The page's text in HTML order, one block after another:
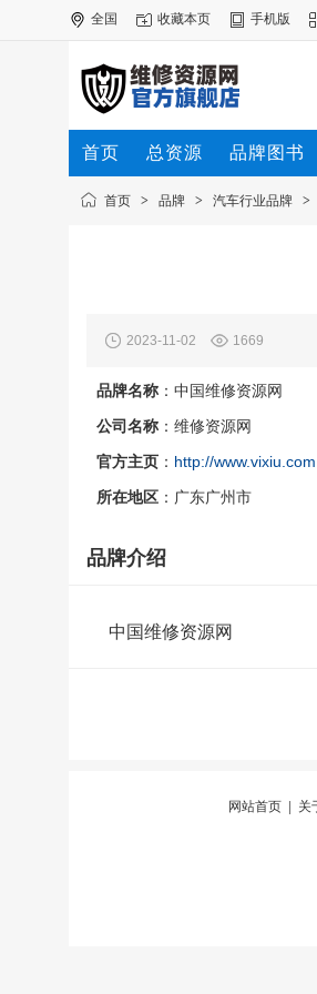
全国 收藏本页 手机版
首页 总资源 品牌图书
首页 > 品牌 > 汽车行业品牌 >
2023-11-02 1669
品牌名称 ：中国维修资源网
公司名称 ：维修资源网
官方主页 ： http://www.vixiu.com
所在地区 ：广东广州市
品牌介绍
中国维修资源网
网站首页 关